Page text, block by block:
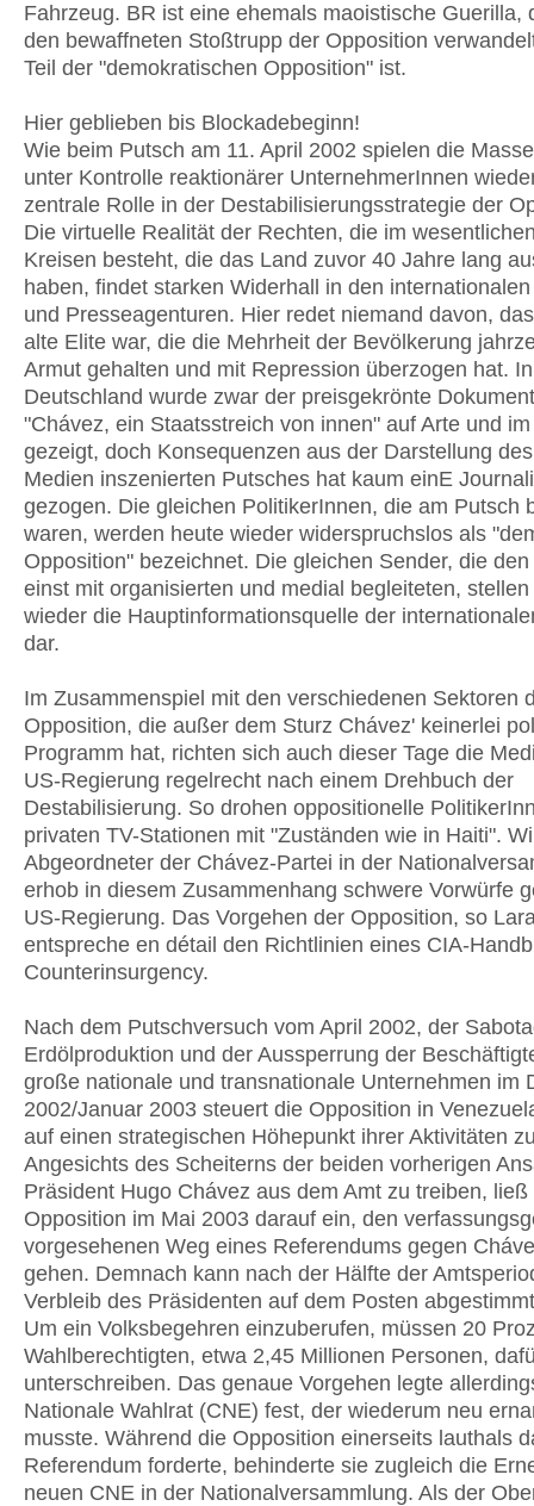
Fahrzeug. BR ist eine ehemals maoistische Guerilla,
den bewaffneten Stoßtrupp der Opposition
Teil der "demokratischen Opposition" ist.
Hier geblieben bis Blockadebeginn!
Wie beim Putsch am 11. April 2002 spielen die
unter Kontrolle reaktionärer UnternehmerInnen
zentrale Rolle in der Destabilisierungsstrategie der
Die virtuelle Realität der Rechten, die im
Kreisen besteht, die das Land zuvor 40 Jahre lang
haben, findet starken Widerhall in den
und Presseagenturen. Hier redet niemand davon,
alte Elite war, die die Mehrheit der Bevölkerung
Armut gehalten und mit Repression überzogen hat. In
Deutschland wurde zwar der preisgekrönte
"Chávez, ein Staatsstreich von innen" auf Arte und
gezeigt, doch Konsequenzen aus der Darstellung
Medien inszenierten Putsches hat kaum einE
gezogen. Die gleichen PolitikerInnen, die am Putsch
waren, werden heute wieder widerspruchslos als
Opposition" bezeichnet. Die gleichen Sender, die
einst mit organisierten und medial begleiteten,
wieder die Hauptinformationsquelle der
dar.
Im Zusammenspiel mit den verschiedenen Sektoren
Opposition, die außer dem Sturz Chávez' keinerlei
Programm hat, richten sich auch dieser Tage die
US-Regierung regelrecht nach einem Drehbuch der
Destabilisierung. So drohen oppositionelle
privaten TV-Stationen mit "Zuständen wie in Haiti".
Abgeordneter der Chávez-Partei in der
erhob in diesem Zusammenhang schwere Vorwürfe
US-Regierung. Das Vorgehen der Opposition, so
entspreche en détail den Richtlinien eines CIA-
Counterinsurgency.
Nach dem Putschversuch vom April 2002, der
Erdölproduktion und der Aussperrung der
große nationale und transnationale Unternehmen im
2002/Januar 2003 steuert die Opposition in
auf einen strategischen Höhepunkt ihrer Aktivitäten
Angesichts des Scheiterns der beiden vorherigen
Präsident Hugo Chávez aus dem Amt zu treiben, ließ
Opposition im Mai 2003 darauf ein, den
vorgesehenen Weg eines Referendums gegen
gehen. Demnach kann nach der Hälfte der
Verbleib des Präsidenten auf dem Posten
Um ein Volksbegehren einzuberufen, müssen 20
Wahlberechtigten, etwa 2,45 Millionen Personen,
unterschreiben. Das genaue Vorgehen legte
Nationale Wahlrat (CNE) fest, der wiederum neu
musste. Während die Opposition einerseits lauthals
Referendum forderte, behinderte sie zugleich die
neuen CNE in der Nationalversammlung. Als der